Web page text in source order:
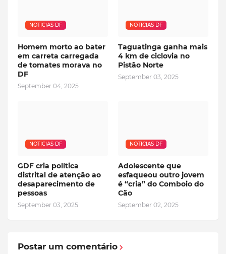
NOTICIAS DF
Homem morto ao bater
em carreta carregada
de tomates morava no
DF
September 04, 2025
NOTICIAS DF
Taguatinga ganha mais
4 km de ciclovia no
Pistão Norte
September 03, 2025
NOTICIAS DF
GDF cria política
distrital de atenção ao
desaparecimento de
pessoas
September 03, 2025
NOTICIAS DF
Adolescente que
esfaqueou outro jovem
é “cria” do Comboio do
Cão
September 02, 2025
Postar um comentário